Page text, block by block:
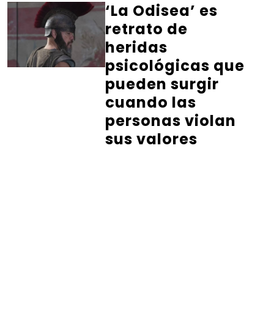
‘La Odisea’ es
retrato de
heridas
psicológicas que
pueden surgir
cuando las
personas violan
sus valores